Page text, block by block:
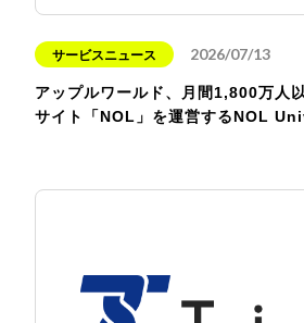
サービスニュース 2026/07/13
アップルワールド、月間1,800万人
サイト「NOL」を運営するNOL